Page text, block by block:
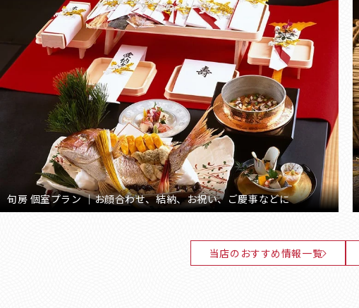
旬房 個室プラン ｜お顔合わせ、結納、お祝い、ご慶事などに
当店のおすすめ情報一覧